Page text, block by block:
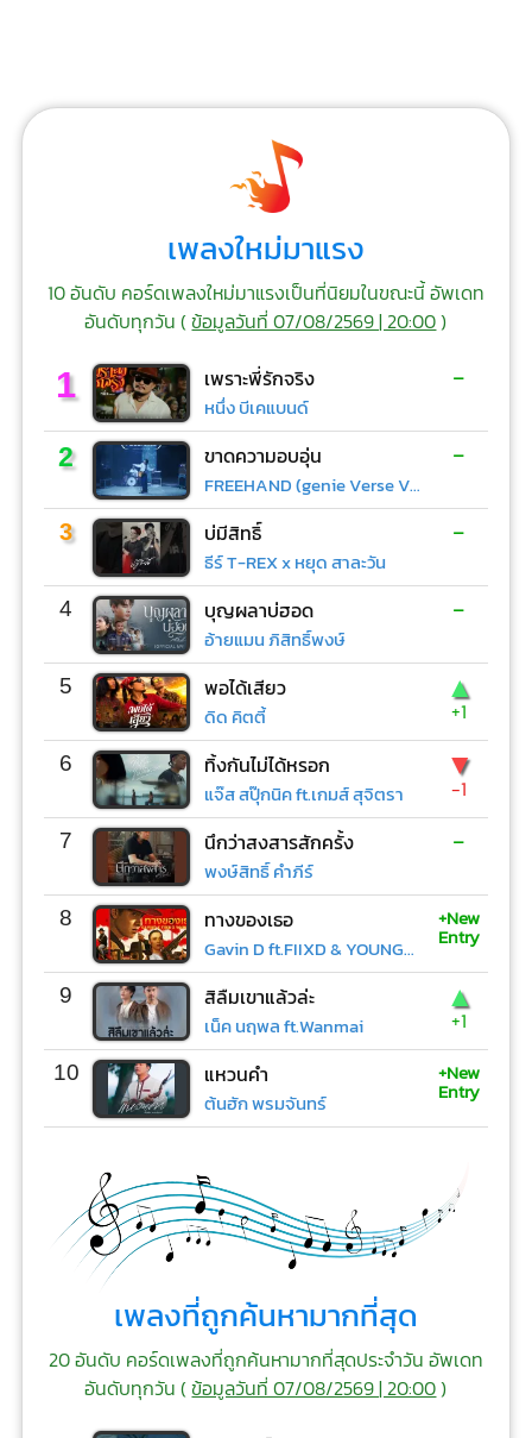
เพลงใหม่มาแรง
10 อันดับ คอร์ดเพลงใหม่มาแรงเป็นที่นิยมในขณะนี้ อัพเดท
อันดับทุกวัน (ข้อมูลวันที่ 07/08/2569 | 20:00)
1 เพราะพี่รักจริง
หนึ่ง บีเคแบนด์
-
2 ขาดความอบอุ่น
FREEHAND (genie Verse Vol.1)
-
3 บ่มีสิทธิ์
ธีร์ T-REX x หยุด สาละวัน
-
4 บุญผลาบ่ฮอด
อ้ายแมน ภิสิทธิ์พงษ์
-
5 พอได้เสียว
ดิด คิตตี้
▲
+1
6 ทิ้งกันไม่ได้หรอก
แจ๊ส สปุ๊กนิค ft.เกมส์ สุจิตรา
▼
-1
7 นึกว่าสงสารสักครั้ง
พงษ์สิทธิ์ คำภีร์
-
8 ทางของเธอ
Gavin D ft.FIIXD & YOUNGOHM
+New
Entry
9 สิลืมเขาแล้วล่ะ
เน็ค นฤพล ft.Wanmai
▲
+1
10 แหวนคำ
ต้นฮัก พรมจันทร์
+New
Entry
เพลงที่ถูกค้นหามากที่สุด
20 อันดับ คอร์ดเพลงที่ถูกค้นหามากที่สุดประจำวัน อัพเดท
อันดับทุกวัน (ข้อมูลวันที่ 07/08/2569 | 20:00)